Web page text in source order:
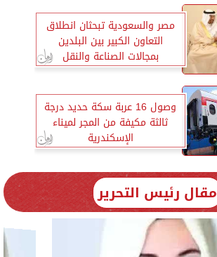
مصر والسعودية تبحثان انطلاق
التعاون الكبير بين البلدين
بمجالات الصناعة والنقل
واللوجستيات
وصول 16 عربة سكة حديد درجة
ثالثة مكيفة من المجر لميناء
الإسكندرية
مقال رئيس التحرير